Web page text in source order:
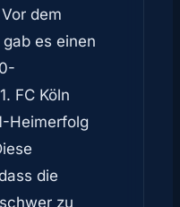
dem
es einen
FC Köln
Heimerfolg
die
zu